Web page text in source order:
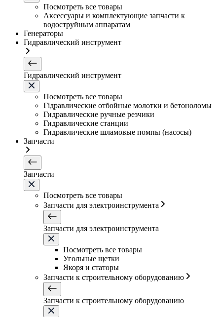
Посмотреть все товары
Аксессуары и комплектующие запчасти к
водоструйным аппаратам
Генераторы
Гидравлический инструмент
Гидравлический инструмент
Посмотреть все товары
Гідравлические отбойные молотки и бетоноломы
Гидравлические ручные резчики
Гидравлические станции
Гидравлические шламовые помпы (насосы)
Запчасти
Запчасти
Посмотреть все товары
Запчасти для электроинструмента
Запчасти для электроинструмента
Посмотреть все товары
Угольные щетки
Якоря и статоры
Запчасти к строительному оборудованию
Запчасти к строительному оборудованию